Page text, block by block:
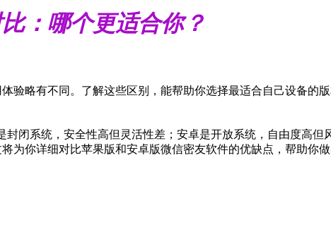
：哪个更适合你？
验略有不同。了解这些区别，能帮助你选择最适合自己设备的
闭系统，安全性高但灵活性差；安卓是开放系统，自由度高但
为你详细对比苹果版和安卓版微信密友软件的优缺点，帮助你